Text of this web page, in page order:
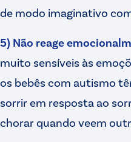
de modo imaginativo
5) Não reage
muito sensíveis às
os bebês com autismo
sorrir em resposta ao
chorar quando veem